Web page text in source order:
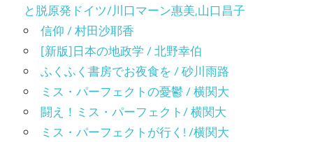
と脱原発ドイツ/川口マーン惠美,山口昌子
信仰 / 村田沙耶香
[新版]日本の地政学 / 北野幸伯
ふくふく書房でお夜食を / 砂川雨路
ミス・パーフェクトの憂鬱 / 横関大
闘え！ミス・パーフェクト/ 横関大
ミス・パーフェクトが行く! /横関大